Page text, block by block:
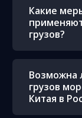
Какие
грузов?
Возможна
грузов
Китая в